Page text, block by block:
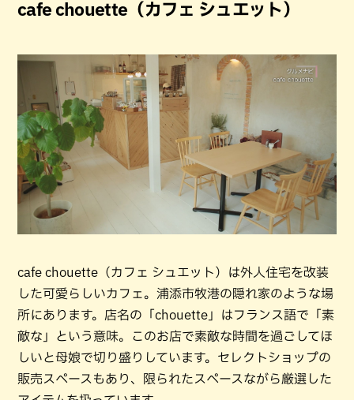
cafe chouette（カフェ シュエット）
cafe chouette（カフェ シュエット）は外人住宅を改装
した可愛らしいカフェ。浦添市牧港の隠れ家のような場
所にあります。店名の「chouette」はフランス語で「素
敵な」という意味。このお店で素敵な時間を過ごしてほ
しいと母娘で切り盛りしています。セレクトショップの
販売スペースもあり、限られたスペースながら厳選した